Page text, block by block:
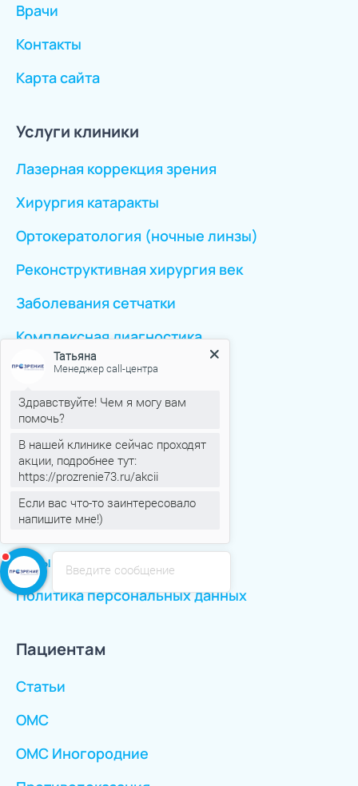
Врачи
Контакты
Карта сайта
Услуги клиники
Лазерная коррекция зрения
Хирургия катаракты
Ортокератология (ночные линзы)
Реконструктивная хирургия век
Заболевания сетчатки
Комплексная диагностика
Перейти ко всем услугам
Клиника
Новости
Аттестация рабочих мест
Оборудование
Отзывы
Политика персональных данных
Пациентам
Статьи
ОМС
ОМС Иногородние
Введите сообщение
Татьяна
Менеджер call-центра
Здравствуйте! Чем я могу вам
помочь?
В нашей клинике сейчас проходят
акции, подробнее тут:
https://prozrenie73.ru/akcii
Если вас что-то заинтересовало
напишите мне!)